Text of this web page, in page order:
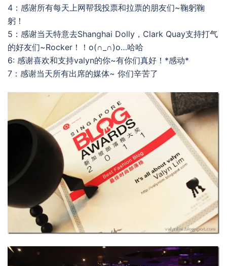
4：感谢所有每天上网帮我投票和拉票的朋友们~鞠躬鞠
躬！
5：感谢当天特意去Shanghai Dolly，Clark Quay支持打气
的好友们~Rocker！！o(∩_∩)o…哈哈
6: 感谢喜欢和支持valyn的你~有你们真好！*感动*
7：感谢当天所有出席的媒体~ 你们辛苦了